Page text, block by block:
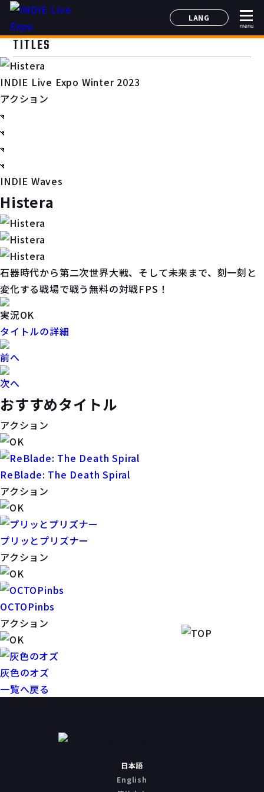
LANG
日本語
menu
TITLES
INDIE Live Expo Winter 2023
アクション
INDIE Waves
Histera
石器時代から第二次世界大戦、そして未来まで、刻一刻と
変化する戦場で戦う無料の対戦FPS！
実況OK
タイトルの詳細
前へ
次へ
おすすめタイトル
アクション
ReBlade: The Death Spiral
アクション
プリッとプリズナー
アクション
OCTOPinbs
アクション
灰色のオズ
一覧へ戻る
日本語
English